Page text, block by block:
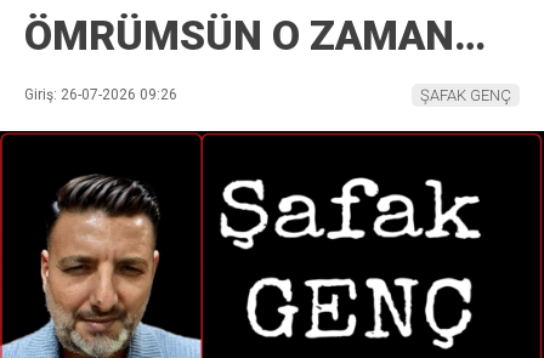
ÖMRÜMSÜN O ZAMAN…
Giriş: 26-07-2026 09:26 ŞAFAK GENÇ